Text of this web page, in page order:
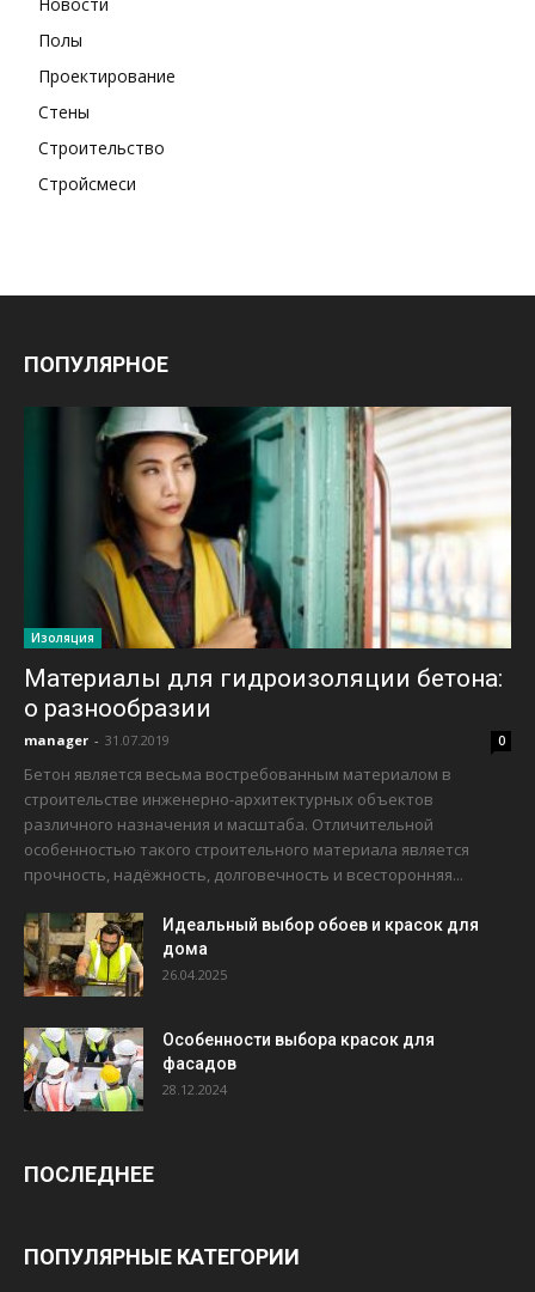
Полы
Проектирование
Стены
Строительство
Стройсмеси
ПОПУЛЯРНОЕ
Изоляция
Материалы для гидроизоляции бетона:
о разнообразии
manager - 31.07.2019 0
Бетон является весьма востребованным материалом в
строительстве инженерно-архитектурных объектов
различного назначения и масштаба. Отличительной
особенностью такого строительного материала является
прочность, надёжность, долговечность и всесторонняя...
Идеальный выбор обоев и красок для
дома
26.04.2025
Особенности выбора красок для
фасадов
28.12.2024
ПОСЛЕДНЕЕ
ПОПУЛЯРНЫЕ КАТЕГОРИИ